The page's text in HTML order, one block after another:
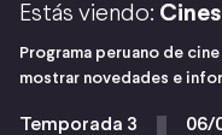
Estás viendo:
Programa peruano de
mostrar novedades e
Temporada 3 06/